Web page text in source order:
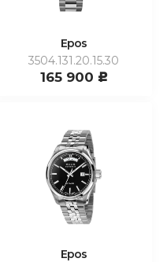
Epos
3504.131.20.15.30
165 900 c
Epos